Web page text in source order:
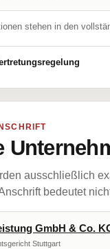
stehen in den
ausschließlich
bedeutet
GmbH & Co.
Stuttgart